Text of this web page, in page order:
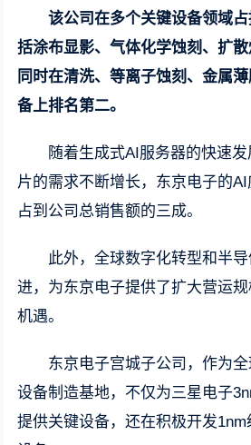
该公司在多个关键设备领域
括涂布显影、气体化学蚀刻、扩散
同时在清洗、等离子蚀刻、金属
备上排名第二。
随着生成式AI服务器的快速
片的需求不断增长，东京电子的
占到公司总销售额的三成。
此外，全球数字化转型和半
进，为东京电子提供了扩大营运
机遇。
东京电子宫城子公司，作为
设备制造基地，不仅为三星电子
提供关键设备，还在积极开发